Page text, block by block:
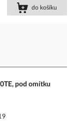
do košíku
pod omítku